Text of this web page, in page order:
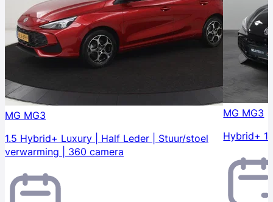
MG MG3
1.5 Hybrid+ Luxury | Half Leder | Stuur/stoel
verwarming | 360 camera
MG MG3
Hybrid+